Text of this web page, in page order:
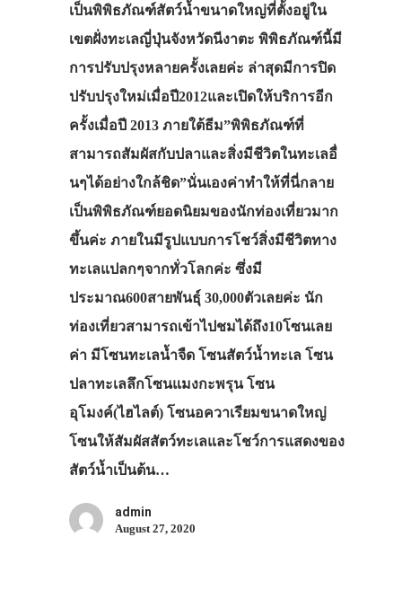
เป็นพิพิธภัณฑ์สัตว์น้ำขนาดใหญ่ที่ตั้งอยู่ใน
เขตฝั่งทะเลญี่ปุ่นจังหวัดนีงาตะ พิพิธภัณฑ์นี้มี
การปรับปรุงหลายครั้งเลยค่ะ ล่าสุดมีการปิด
ปรับปรุงใหม่เมื่อปี2012และเปิดให้บริการอีก
ครั้งเมื่อปี 2013 ภายใต้ธีม”พิพิธภัณฑ์ที่
สามารถสัมผัสกับปลาและสิ่งมีชีวิตในทะเลอื่
นๆได้อย่างใกล้ชิด”นั่นเองค่าทำให้ที่นี่กลาย
เป็นพิพิธภัณฑ์ยอดนิยมของนักท่องเที่ยวมาก
ขึ้นค่ะ ภายในมีรูปแบบการโชว์สิ่งมีชีวิตทาง
ทะเลแปลกๆจากทั่วโลกค่ะ ซึ่งมี
ประมาณ600สายพันธุ์ 30,000ตัวเลยค่ะ นัก
ท่องเที่ยวสามารถเข้าไปชมได้ถึง10โซนเลย
ค่า มีโซนทะเลน้ำจืด โซนสัตว์น้ำทะเล โซน
ปลาทะเลลึกโซนแมงกะพรุน โซน
อุโมงค์(ไฮไลต์) โซนอควาเรียมขนาดใหญ่
โซนให้สัมผัสสัตว์ทะเลและโชว์การแสดงของ
สัตว์น้ำเป็นต้น…
admin
August 27, 2020